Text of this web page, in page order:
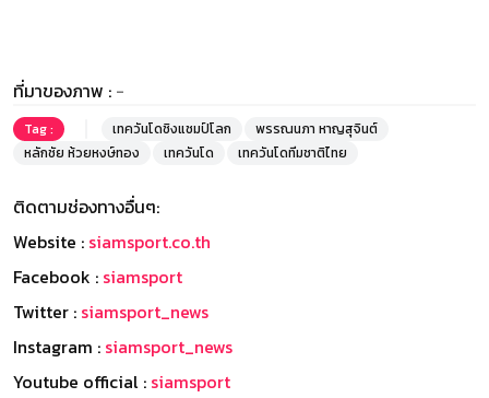
ที่มาของภาพ : -
Tag : เทควันโดชิงแชมป์โลก
พรรณนภา หาญสุจินต์
หลักชัย ห้วยหงษ์ทอง
เทควันโด เทควันโดทีมชาติไทย
ติดตามช่องทางอื่นๆ:
Website : siamsport.co.th
Facebook : siamsport
Twitter : siamsport_news
Instagram : siamsport_news
Youtube official : siamsport